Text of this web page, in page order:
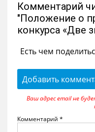
Комментарий
"Положение о
конкурса «Две
Есть чем
Добавить
Ваш адрес email не
Комментарий *